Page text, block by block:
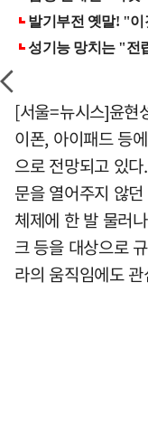
[서울=뉴시스]윤현
이폰, 아이패드 등
으로 전망되고 있
문을 열어주지 않
체제에 한 발 물러
크 등을 대상으로
라의 움직임에도